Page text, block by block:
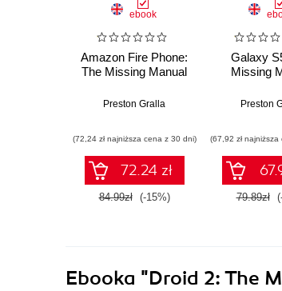
ebook
Amazon Fire Phone:
The Missing Manual
Preston Gralla
(72,24 zł najniższa cena z 30 dni)
72.24 zł
84.99zł (-15%)
Galaxy
Missing
Preston
(67,92 zł
79.89zł
Ebooka "Droid 2: The